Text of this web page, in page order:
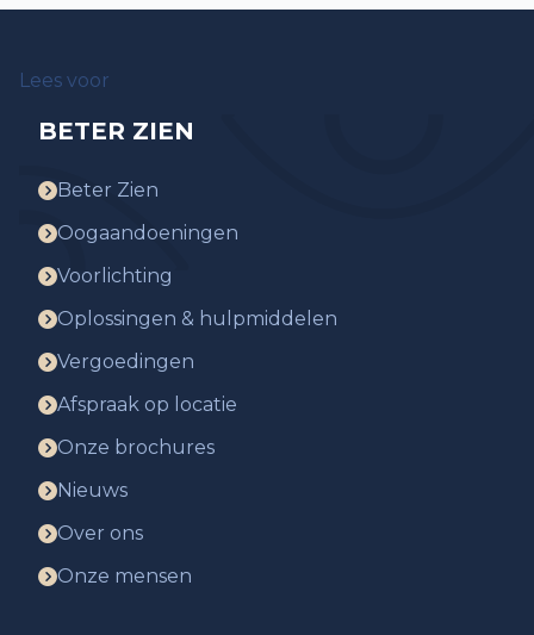
Lees voor
BETER ZIEN
Beter Zien
Oogaandoeningen
Voorlichting
Oplossingen & hulpmiddelen
Vergoedingen
Afspraak op locatie
Onze brochures
Nieuws
Over ons
Onze mensen